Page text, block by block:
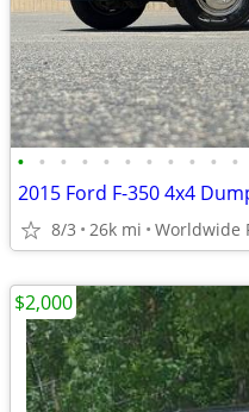
• • • • • • • • • • •
2015 Ford F-350 4x4
8/3 26k mi Worldwide
$2,000